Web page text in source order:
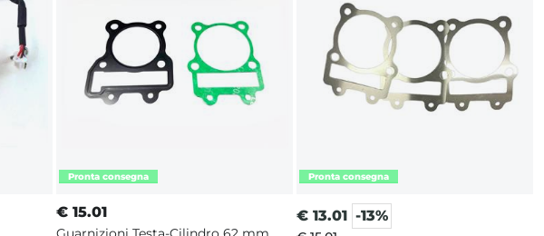
€ 15.01 € 13.01 -13%